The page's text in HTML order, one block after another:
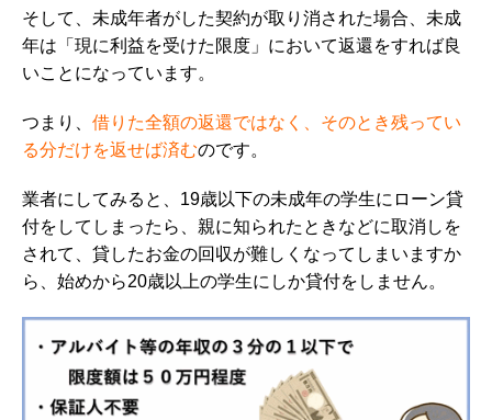
そして、未成年者がした契約が取り消された場合、未成
年は「現に利益を受けた限度」において返還をすれば良
いことになっています。
つまり、 借りた全額の返還ではなく、そのとき残ってい
る分だけを返せば済むのです。
業者にしてみると、19歳以下の未成年の学生にローン貸
付をしてしまったら、親に知られたときなどに取消しを
されて、貸したお金の回収が難しくなってしまいますか
ら、始めから20歳以上の学生にしか貸付をしません。